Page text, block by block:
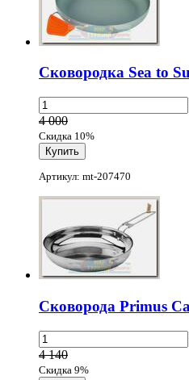
Сковородка Sea to
4 000
Скидка 10%
Артикул: mt-207470
Сковорода Primus
4 140
Скидка 9%